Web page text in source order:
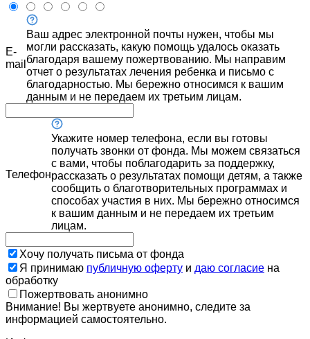
E-
mail
Ваш адрес электронной почты нужен, чтобы мы
могли рассказать, какую помощь удалось оказать
благодаря вашему пожертвованию. Мы направим
отчет о результатах лечения ребенка и письмо с
благодарностью. Мы бережно относимся к вашим
данным и не передаем их третьим лицам.
Телефон
Укажите номер телефона, если вы готовы
получать звонки от фонда. Мы можем связаться
с вами, чтобы поблагодарить за поддержку,
рассказать о результатах помощи детям, а также
сообщить о благотворительных программах и
способах участия в них. Мы бережно относимся
к вашим данным и не передаем их третьим
лицам.
Хочу получать письма от фонда
Я принимаю публичную оферту и даю согласие на
обработку
Пожертвовать анонимно
Внимание! Вы жертвуете анонимно, следите за
информацией самостоятельно.